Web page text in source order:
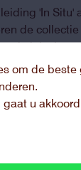
om de
gaat u
'In Situ'
de
artistieke